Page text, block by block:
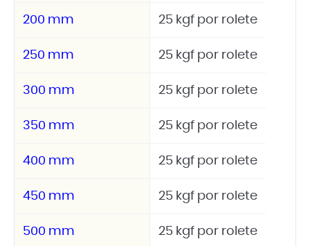
200 mm 25 kgf por rolete
250 mm 25 kgf por rolete
300 mm 25 kgf por rolete
350 mm 25 kgf por rolete
400 mm 25 kgf por rolete
450 mm 25 kgf por rolete
500 mm 25 kgf por rolete